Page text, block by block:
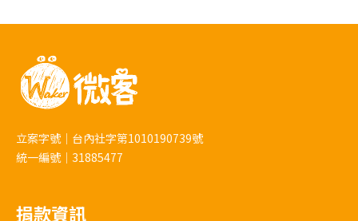
立案字號｜台內社字第1010190739號
統一編號｜31885477
捐款資訊